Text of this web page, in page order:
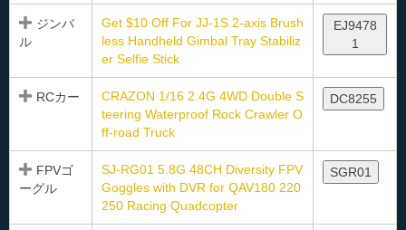
ジンバ
ル
Get $10 Off For JJ-1S 2-axis Brush
less Handheld Gimbal Tray Stabiliz
er Selfie Stick
EJ9478
1
RCカー
CRAZON 1/16 2.4G 4WD Double S
teering Waterproof Rock Crawler O
ff-road Truck
DC8255
FPVゴ
ーグル
SJ-RG01 5.8G 48CH Diversity FPV
Goggles with DVR for QAV180 220
250 Racing Quadcopter
SGR01